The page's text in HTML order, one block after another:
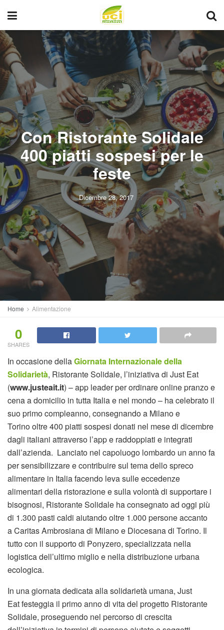
Con Ristorante Solidale
400 piatti sospesi per le
feste
Dicembre 28, 2017
Home Alimentazione
0
SHARES
In occasione dellaGiornata Internazionale della
Solidarietà, Ristorante Solidale, l’iniziativa di Just Eat
(www.justeait.it) – app leader per ordinare online pranzo e
cena a domicilio in tutta Italia e nel mondo – ha celebrato il
suo primo compleanno, consegnando a Milano e
Torino oltre 400 piatti sospesi donati nel mese di dicembre
dagli italiani attraverso l’app e raddoppiati e integrati
dall’azienda. Lanciato nel capoluogo lombardo un anno fa
per sensibilizzare e contribuire sul tema dello spreco
alimentare in Italia facendo leva sulle eccedenze
alimentari della ristorazione e sulla volontà di supportare i
bisognosi, Ristorante Solidale ha consegnato ad oggi più
di 1.300 pasti caldi aiutando oltre 1.000 persone accanto
a Caritas Ambrosiana di Milano e Diocesana di Torino. Il
tutto con il supporto di Ponyzero, specializzata nella
logistica dell’ultimo miglio e nella distribuzione urbana
ecologica.
In una giornata dedicata alla solidarietà umana, Just
Eat festeggia il primo anno di vita del progetto Ristorante
Solidale, proseguendo nel percorso di crescita